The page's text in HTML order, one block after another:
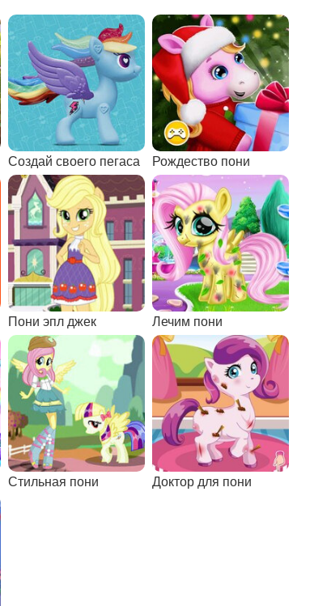
Создай своего пегаса Рождество пони
Пони эпл джек Лечим пони
Стильная пони Доктор для пони